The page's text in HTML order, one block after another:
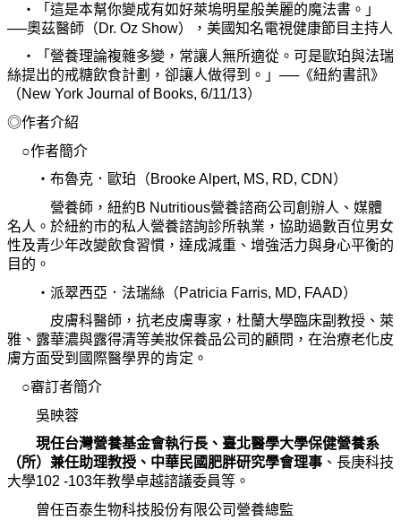
‧ 「這是本幫你變成有如好萊塢明星般美麗的魔法書。」
──奧茲醫師（Dr. Oz Show），美國知名電視健康節目主持人
‧
「營養理論複雜多變，常讓人無所適從。可是歐珀與法瑞
絲提出的戒糖飲食計劃，卻讓人做得到。」──《紐約書訊》
（New York Journal of Books, 6/11/13）
◎作者介紹
○作者簡介
‧ 布魯克．歐珀（Brooke Alpert, MS, RD, CDN）
營養師，紐約B Nutritious營養諮商公司創辦人、媒體
名人。於紐約市的私人營養諮詢診所執業，協助過數百位男女
性及青少年改變飲食習慣，達成減重、增強活力與身心平衡的
目的。
‧ 派翠西亞．法瑞絲（Patricia Farris, MD, FAAD）
皮膚科醫師，抗老皮膚專家，杜蘭大學臨床副 教授、萊
雅、露華濃與露得清等美妝保養品公司的顧問，在治療老化皮
膚方面受到國際醫學界的肯定。
○審訂者簡介
吳映蓉
現任台灣營養基金會執行長、臺北醫學大學保健營養系
（所）兼任助理教授、中華民國肥胖研究學會理事 、長庚科技
大學102 -103年教學卓越諮議委員等。
曾任百泰生物科技股份有限公司營養總監